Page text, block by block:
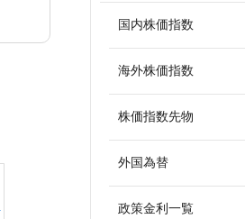
国内株価指数
海外株価指数
株価指数先物
外国為替
政策金利一覧